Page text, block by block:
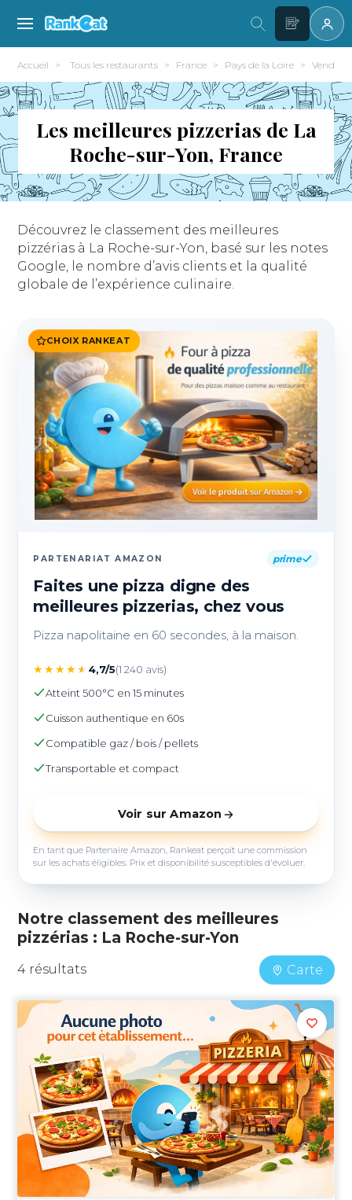
Accueil Tous les restaurants France Pays de la Loire Vendée
Les meilleures pizzerias de La
Roche-sur-Yon, France
Découvrez le classement des meilleures
pizzérias à La Roche-sur-Yon, basé sur les notes
Google, le nombre d’avis clients et la qualité
globale de l’expérience culinaire.
CHOIX RANKEAT
PARTENARIAT AMAZON prime
Faites une pizza digne des
meilleures pizzerias, chez vous
Pizza napolitaine en 60 secondes, à la maison.
★★★★★ 4,7/5(1 240 avis)
Atteint 500°C en 15 minutes
Cuisson authentique en 60s
Compatible gaz / bois / pellets
Transportable et compact
Voir sur Amazon
En tant que Partenaire Amazon, Rankeat perçoit une commission
sur les achats éligibles. Prix et disponibilité susceptibles d'évoluer.
Notre classement des meilleures
pizzérias : La Roche-sur-Yon
4 résultats Carte